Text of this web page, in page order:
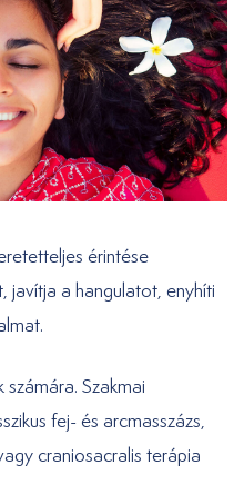
érintése
javítja a hangulatot, enyhíti
Szakmai
fej- és arcmasszázs,
craniosacralis terápia